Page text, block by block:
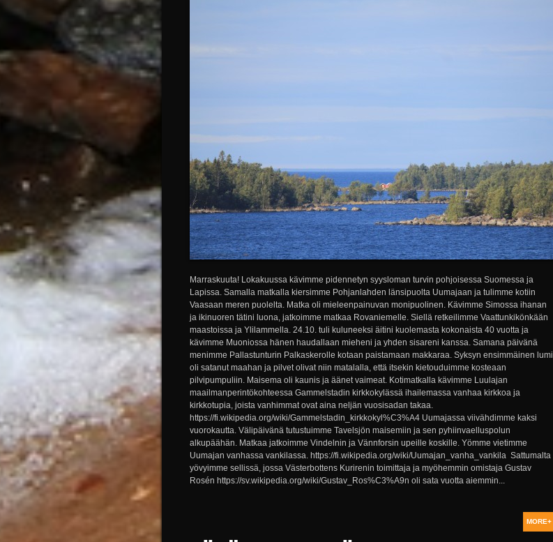
Marraskuuta! Lokakuussa kävimme pidennetyn syysloman turvin pohjoisessa Suomessa ja
Lapissa. Samalla matkalla kiersimme Pohjanlahden länsipuolta Uumajaan ja tulimme kotiin
Vaasaan meren puolelta. Matka oli mieleenpainuvan monipuolinen. Kävimme Simossa ihanan
ja ikinuoren tätini luona, jatkoimme matkaa Rovaniemelle. Siellä retkeilimme Vaattunkikönkään
maastoissa ja Ylilammella. 24.10. tuli kuluneeksi äitini kuolemasta kokonaista 40 vuotta ja
kävimme Muoniossa hänen haudallaan mieheni ja yhden sisareni kanssa. Samana päivänä
menimme Pallastunturin Palkaskerolle kotaan paistamaan makkaraa. Syksyn ensimmäinen lumi
oli satanut maahan ja pilvet olivat niin matalalla, että itsekin kietouduimme kosteaan
pilvipumpuliin. Maisema oli kaunis ja äänet vaimeat. Kotimatkalla kävimme Luulajan
maailmanperintökohteessa Gammelstadin kirkkokylässä ihailemassa vanhaa kirkkoa ja
kirkkotupia, joista vanhimmat ovat aina neljän vuosisadan takaa.
https://fi.wikipedia.org/wiki/Gammelstadin_kirkkokyl%C3%A4 Uumajassa viivähdimme kaksi
vuorokautta. Välipäivänä tutustuimme Tavelsjön maisemiin ja sen pyhiinvaelluspolun
alkupäähän. Matkaa jatkoimme Vindelnin ja Vännforsin upeille koskille. Yömme vietimme
Uumajan vanhassa vankilassa. https://fi.wikipedia.org/wiki/Uumajan_vanha_vankila Sattumalta
yövyimme sellissä, jossa Västerbottens Kurirenin toimittaja ja myöhemmin omistaja Gustav
Rosén https://sv.wikipedia.org/wiki/Gustav_Ros%C3%A9n oli sata vuotta aiemmin...
MORE+